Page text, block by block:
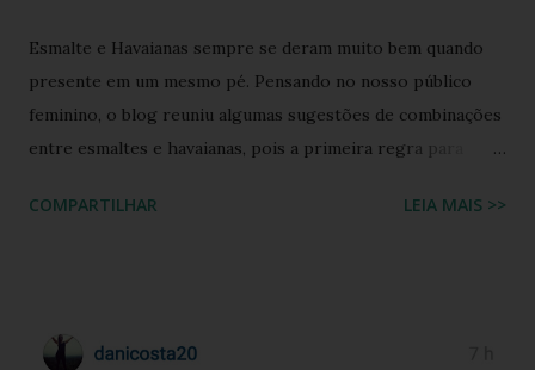
Esmalte e Havaianas sempre se deram muito bem quando
presente em um mesmo pé. Pensando no nosso público
feminino, o blog reuniu algumas sugestões de combinações
entre esmaltes e havaianas, pois a primeira regra para
BUSCA PERSONALIZADA NOS ACERVOS DO BLOG
COMPARTILHAR LEIA MAIS >>